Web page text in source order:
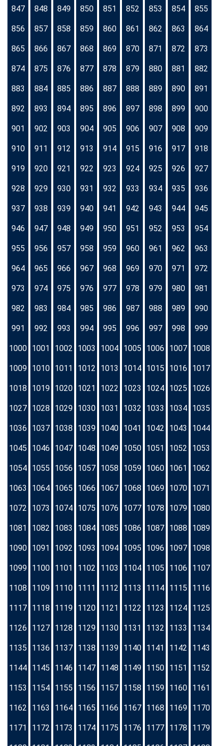
847 848 849 850 851 852 853 854 855
856 857 858 859 860 861 862 863 864
865 866 867 868 869 870 871 872 873
874 875 876 877 878 879 880 881 882
883 884 885 886 887 888 889 890 891
892 893 894 895 896 897 898 899 900
901 902 903 904 905 906 907 908 909
910 911 912 913 914 915 916 917 918
919 920 921 922 923 924 925 926 927
928 929 930 931 932 933 934 935 936
937 938 939 940 941 942 943 944 945
946 947 948 949 950 951 952 953 954
955 956 957 958 959 960 961 962 963
964 965 966 967 968 969 970 971 972
973 974 975 976 977 978 979 980 981
982 983 984 985 986 987 988 989 990
991 992 993 994 995 996 997 998 999
1000 1001 1002 1003 1004 1005 1006 1007 1008
1009 1010 1011 1012 1013 1014 1015 1016 1017
1018 1019 1020 1021 1022 1023 1024 1025 1026
1027 1028 1029 1030 1031 1032 1033 1034 1035
1036 1037 1038 1039 1040 1041 1042 1043 1044
1045 1046 1047 1048 1049 1050 1051 1052 1053
1054 1055 1056 1057 1058 1059 1060 1061 1062
1063 1064 1065 1066 1067 1068 1069 1070 1071
1072 1073 1074 1075 1076 1077 1078 1079 1080
1081 1082 1083 1084 1085 1086 1087 1088 1089
1090 1091 1092 1093 1094 1095 1096 1097 1098
1099 1100 1101 1102 1103 1104 1105 1106 1107
1108 1109 1110 1111 1112 1113 1114 1115 1116
1117 1118 1119 1120 1121 1122 1123 1124 1125
1126 1127 1128 1129 1130 1131 1132 1133 1134
1135 1136 1137 1138 1139 1140 1141 1142 1143
1144 1145 1146 1147 1148 1149 1150 1151 1152
1153 1154 1155 1156 1157 1158 1159 1160 1161
1162 1163 1164 1165 1166 1167 1168 1169 1170
1171 1172 1173 1174 1175 1176 1177 1178 1179